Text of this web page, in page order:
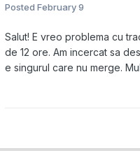
PostedFebruary 9
Salut! E vreo problema cu
de 12 ore. Am incercat sa
e singurul care nu merge.